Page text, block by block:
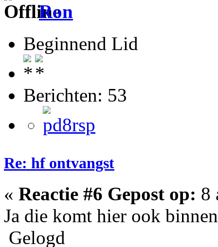
Ron
Beginnend Lid
Berichten: 53
Re: hf ontvangst
« Reactie #6 Gepost op: 8
Ja die komt hier ook
Gelogd